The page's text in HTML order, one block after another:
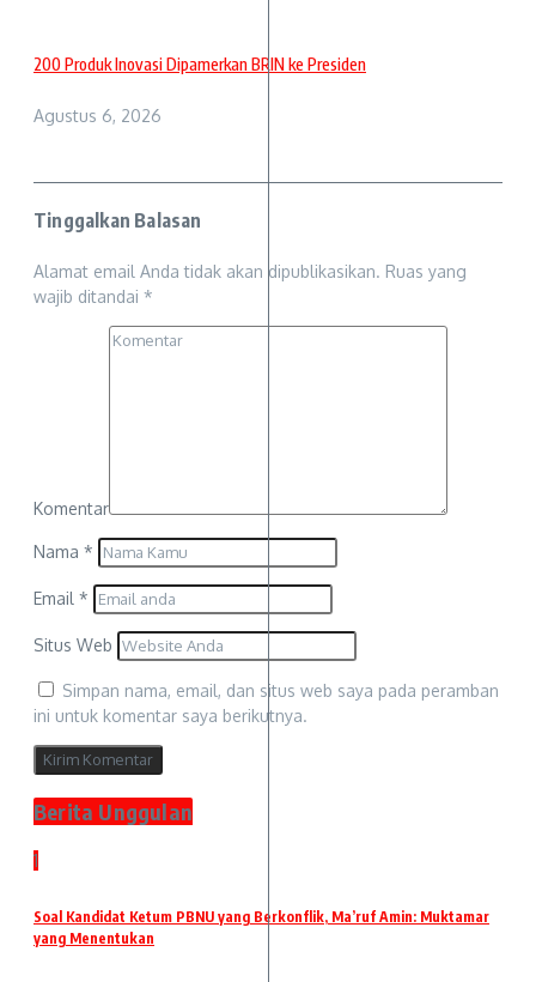
200 Produk Inovasi Dipamerkan BRIN ke Presiden
Agustus 6, 2026
Tinggalkan Balasan
Alamat email Anda tidak akan dipublikasikan. Ruas yang
wajib ditandai *
Komentar
Nama *
Email *
Situs Web
Simpan nama, email, dan situs web saya pada peramban
ini untuk komentar saya berikutnya.
Berita Unggulan
1
Soal Kandidat Ketum PBNU yang Berkonflik, Ma’ruf Amin: Muktamar
yang Menentukan